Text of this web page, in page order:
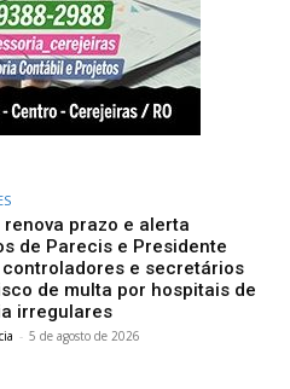
renova prazo e alerta
de Parecis e Presidente
e secretários
de multa por hospitais de
irregulares
- 5 de agosto de 2026